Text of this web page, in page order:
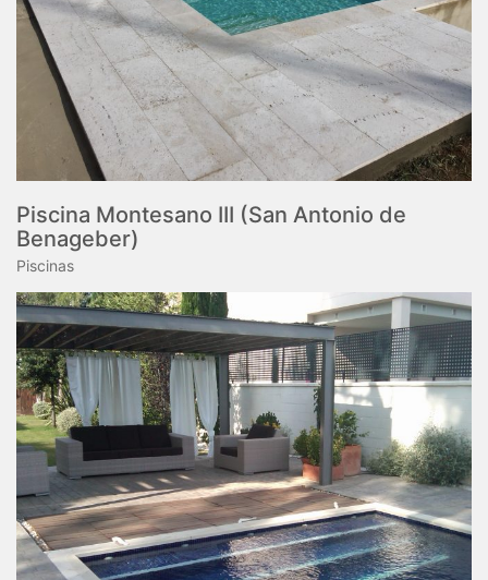
Piscina Montesano III (San Antonio de
Benageber)
Piscinas